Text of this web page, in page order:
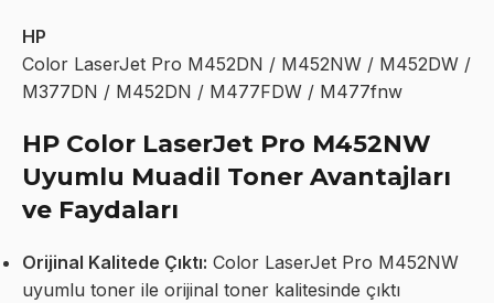
HP
Color LaserJet Pro M452DN / M452NW / M452DW /
M377DN / M452DN / M477FDW / M477fnw
HP Color LaserJet Pro M452NW
Uyumlu Muadil Toner Avantajları
ve Faydaları
Orijinal Kalitede Çıktı: Color LaserJet Pro M452NW
uyumlu toner ile orijinal toner kalitesinde çıktı